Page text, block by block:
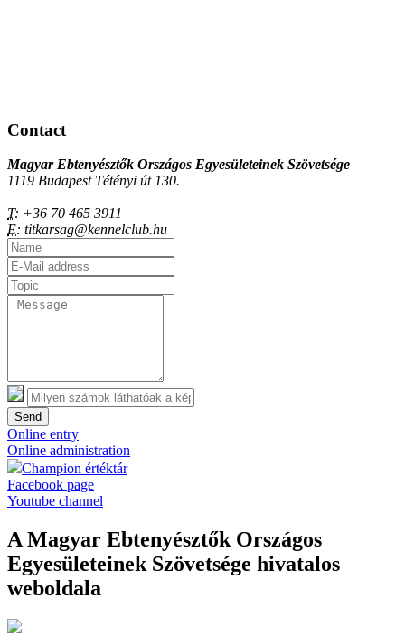
Contact
Magyar Ebtenyésztők Országos Egyesületeinek Szövetsége
1119 Budapest Tétényi út 130.
T: +36 70 465 3911
E: titkarsag@kennelclub.hu
Send
Online entry
Online administration
Champion értéktár
Facebook page
Youtube channel
A Magyar Ebtenyésztők Országos
Egyesületeinek Szövetsége hivatalos
weboldala